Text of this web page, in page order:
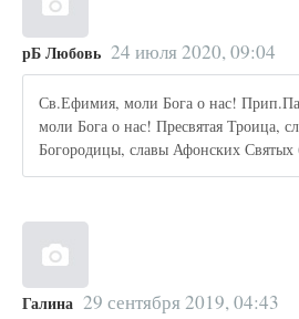
рБ Любовь 24 июля 2020, 09:04
Св.Ефимия, моли Бога о нас!
моли Бога о нас! Пресвятая Троица,
Богородицы, славы Афонских Святых
Галина 29 сентября 2019, 04:43